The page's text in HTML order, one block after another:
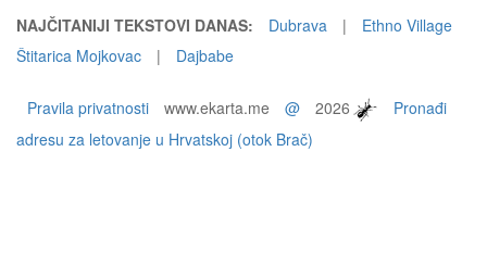
NAJČITANIJI TEKSTOVI DANAS: Dubrava |
Ethno Village
Štitarica Mojkovac
| Dajbabe
Pravila privatnosti www.ekarta.me @ 2026
Pronađi
adresu za letovanje u Hrvatskoj (otok Brač)